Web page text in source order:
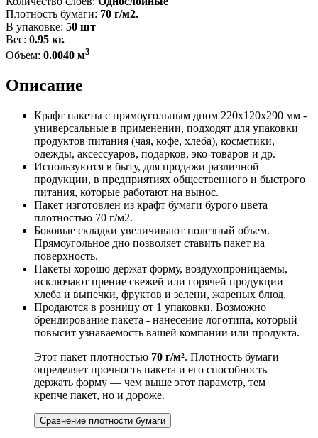
Плотность бумаги: 70 г/м2.
В упаковке: 50 шт
Вес: 0.95 кг.
Объем: 0.0040 м3
Описание
Крафт пакеты с прямоугольным дном 220x120x290 мм -
универсальные в применении, подходят для упаковки
продуктов питания (чая, кофе, хлеба), косметики,
одежды, аксессуаров, подарков, эко-товаров и др.
Используются в быту, для продажи различной
продукции, в предприятиях общественного и быстрого
питания, которые работают на вынос.
Пакет изготовлен из крафт бумаги бурого цвета
плотностью 70 г/м2.
Боковые складки увеличивают полезный объем.
Прямоугольное дно позволяет ставить пакет на
поверхность.
Пакеты хорошо держат форму, воздухопроницаемы,
исключают прение свежей или горячей продукции —
хлеба и выпечки, фруктов и зелени, жареных блюд.
Продаются в розницу от 1 упаковки. Возможно
брендирование пакета - нанесение логотипа, который
повысит узнаваемость вашей компании или продукта.
Этот пакет плотностью 70 г/м². Плотность бумаги
определяет прочность пакета и его способность
держать форму — чем выше этот параметр, тем
крепче пакет, но и дороже.
Сравнение плотности бумаги